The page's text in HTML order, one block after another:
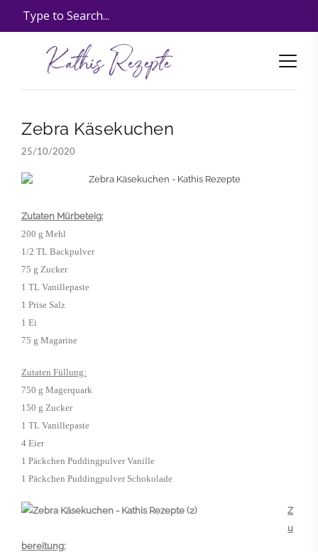
Zebra Käsekuchen
25/10/2020
Zutaten Mürbeteig:
200 g Mehl
1/2 TL Backpulver
75 g Zucker
1 TL Vanillepaste
1 Prise Salz
1 Ei
75 g Magarine
Zutaten Füllung:
750 g Magerquark
150 g Zucker
1 TL Vanillepaste
4 Eier
1 Päckchen Puddingpulver Vanille
1 Päckchen Puddingpulver Schokolade
Z
u
bereitung: